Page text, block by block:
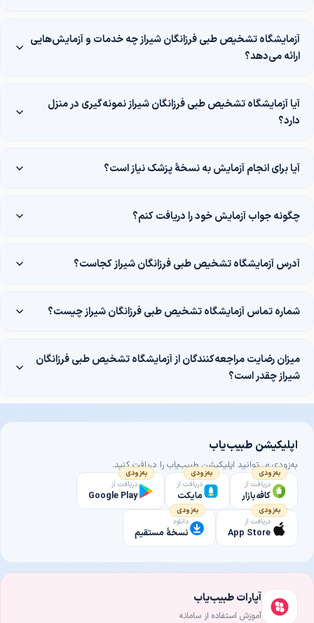
آزمایشگاه تشخیص طبی فرزانگان شیراز چه خدمات و آزمایش‌هایی
ارائه می‌دهد؟
آیا آزمایشگاه تشخیص طبی فرزانگان شیراز نمونه‌گیری در منزل
دارد؟
آیا برای انجام آزمایش به نسخهٔ پزشک نیاز است؟
چگونه جواب آزمایش خود را دریافت کنم؟
آدرس آزمایشگاه تشخیص طبی فرزانگان شیراز کجاست؟
شماره تماس آزمایشگاه تشخیص طبی فرزانگان شیراز چیست؟
میزان رضایت مراجعه‌کنندگان از آزمایشگاه تشخیص طبی فرزانگان
شیراز چقدر است؟
اپلیکیشن طبیب‌یاب
به‌زودی می‌توانید اپلیکیشن طبیب‌یاب را دریافت کنید.
به‌زودی
دریافت از
کافه‌بازار
به‌زودی
دریافت از
مایکت
به‌زودی
دریافت از
Google Play
به‌زودی
دریافت از
App Store
به‌زودی
دانلود
نسخهٔ مستقیم
آپارات طبیب‌یاب
آموزش استفاده از سامانه